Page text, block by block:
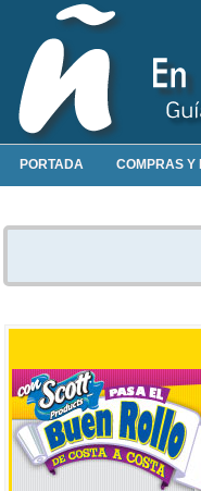
PORTADA COMPRAS Y